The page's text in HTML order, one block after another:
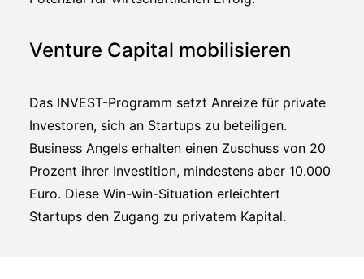
Venture Capital mobilisieren
Das INVEST-Programm setzt Anreize für private
Investoren, sich an Startups zu beteiligen.
Business Angels erhalten einen Zuschuss von 20
Prozent ihrer Investition, mindestens aber 10.000
Euro. Diese Win-win-Situation erleichtert
Startups den Zugang zu privatem Kapital.